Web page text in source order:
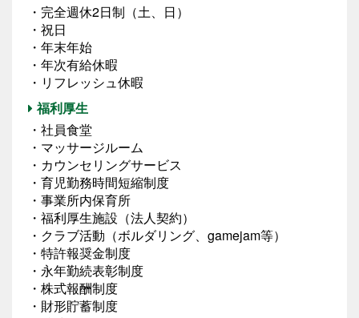
・完全週休2日制（土、日）
・祝日
・年末年始
・年次有給休暇
・リフレッシュ休暇
福利厚生
・社員食堂
・マッサージルーム
・カウンセリングサービス
・育児勤務時間短縮制度
・事業所内保育所
・福利厚生施設（法人契約）
・クラブ活動（ボルダリング、gamejam等）
・特許報奨金制度
・永年勤続表彰制度
・株式報酬制度
・財形貯蓄制度